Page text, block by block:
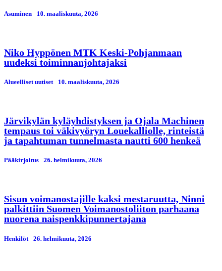
Asuminen 10. maaliskuuta, 2026
Niko Hyppönen MTK Keski-Pohjanmaan
uudeksi toiminnanjohtajaksi
Alueelliset uutiset 10. maaliskuuta, 2026
Järvikylän kyläyhdistyksen ja Ojala Machinen
tempaus toi väkivyöryn Louekalliolle, rinteistä
ja tapahtuman tunnelmasta nautti 600 henkeä
Pääkirjoitus 26. helmikuuta, 2026
Sisun voimanostajille kaksi mestaruutta, Ninni
palkittiin Suomen Voimanostoliiton parhaana
nuorena naispenkkipunnertajana
Henkilöt 26. helmikuuta, 2026